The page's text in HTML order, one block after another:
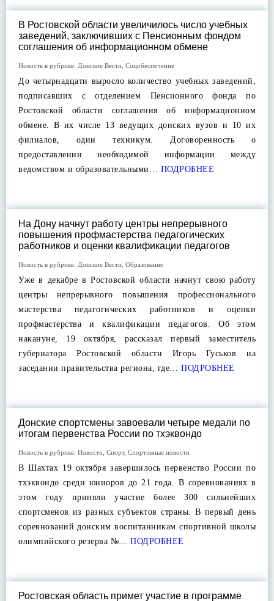
В Ростовской области увеличилось число учебных
заведений, заключивших с Пенсионным фондом
соглашения об информационном обмене
Новость в рубрике: Донские Вести Соцобеспечение
До четырнадцати выросло количество учебных заведений,
подписавших с отделением Пенсионного фонда по
Ростовской области соглашения об информационном
обмене. В их числе 13 ведущих донских вузов и 10 их
филиалов, один техникум. Договоренность о
предоставлении необходимой информации между
ведомством и образовательными… ПОДРОБНЕЕ
На Дону начнут работу центры непрерывного
повышения профмастерства педагогических
работников и оценки квалификации педагогов
Новость в рубрике: Донские Вести Образование
Уже в декабре в Ростовской области начнут свою работу
центры непрерывного повышения профессионального
мастерства педагогических работников и оценки
профмастерства и квалификации педагогов. Об этом
накануне, 19 октября, рассказал первый заместитель
губернатора Ростовской области Игорь Гуськов на
заседании правительства региона, где… ПОДРОБНЕЕ
Донские спортсмены завоевали четыре медали по
итогам первенства России по тхэквондо
Новость в рубрике: Новости Спорт, Спортивные новости
В Шахтах 19 октября завершилось первенство России по
тхэквондо среди юниоров до 21 года. В соревнованиях в
этом году приняли участие более 300 сильнейших
спортсменов из разных субъектов страны. В первый день
соревнований донским воспитанникам спортивной школы
олимпийского резерва №… ПОДРОБНЕЕ
Ростовская область примет участие в программе